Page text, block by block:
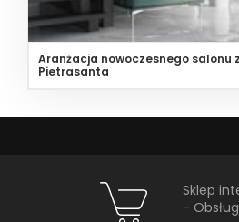
Aranżacja nowoczesnego salonu
Pietrasanta
Sklep
-